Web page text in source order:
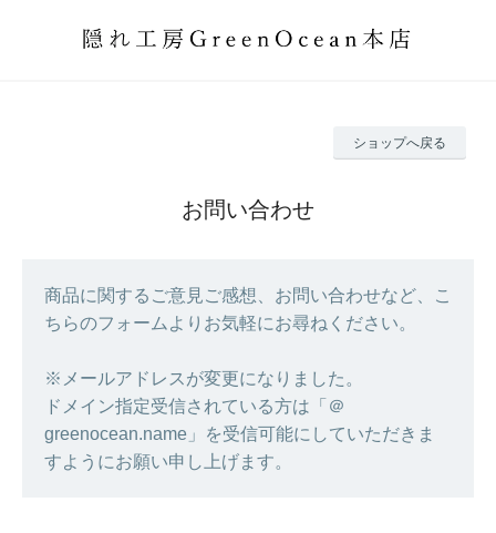
ショップへ戻る
お問い合わせ
商品に関するご意見ご感想、お問い合わせなど、こ
ちらのフォームよりお気軽にお尋ねください。
※メールアドレスが変更になりました。
ドメイン指定受信されている方は「＠
greenocean.name」を受信可能にしていただきま
すようにお願い申し上げます。